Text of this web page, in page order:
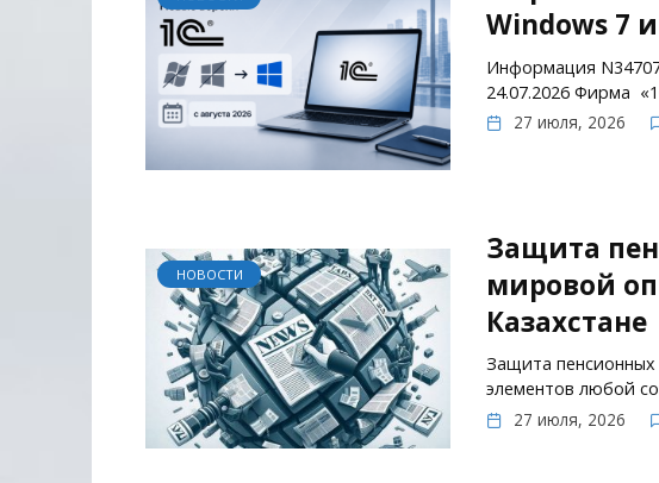
Windows 7
Информация
24.07.2026 Фирма
27 июля, 2026
НОВОСТИ
Защита
мировой
Казахстане
Защита
элементов любой
27 июля, 2026